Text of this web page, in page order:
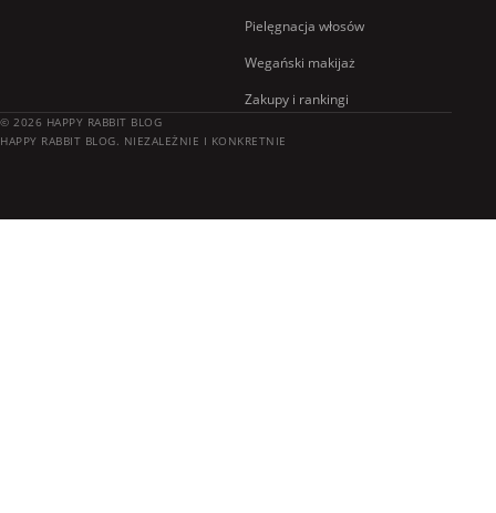
Pielęgnacja włosów
Wegański makijaż
Zakupy i rankingi
© 2026 HAPPY RABBIT BLOG
HAPPY RABBIT BLOG. NIEZALEŻNIE I KONKRETNIE